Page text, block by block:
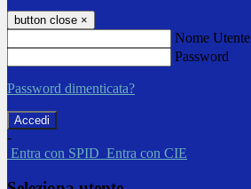
button close ×
Nome Utente
Password
Password dimenticata?
-
Entra con SPID Entra con CIE